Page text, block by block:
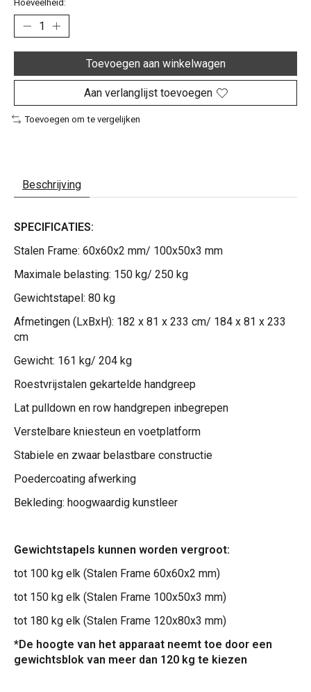
Hoeveelheid:
Toevoegen aan winkelwagen
Aan verlanglijst toevoegen
Toevoegen om te vergelijken
Beschrijving
SPECIFICATIES:
Stalen Frame: 60x60x2 mm/ 100x50x3 mm
Maximale belasting: 150 kg/ 250 kg
Gewichtstapel: 80 kg
Afmetingen (LxBxH): 182 x 81 x 233 cm/ 184 x 81 x 233
cm
Gewicht: 161 kg/ 204 kg
Roestvrijstalen gekartelde handgreep
Lat pulldown en row handgrepen inbegrepen
Verstelbare kniesteun en voetplatform
Stabiele en zwaar belastbare constructie
Poedercoating afwerking
Bekleding: hoogwaardig kunstleer
Gewichtstapels kunnen worden vergroot:
tot 100 kg elk (Stalen Frame 60x60x2 mm)
tot 150 kg elk (Stalen Frame 100x50x3 mm)
tot 180 kg elk (Stalen Frame 120x80x3 mm)
*De hoogte van het apparaat neemt toe door een
gewichtsblok van meer dan 120 kg te kiezen